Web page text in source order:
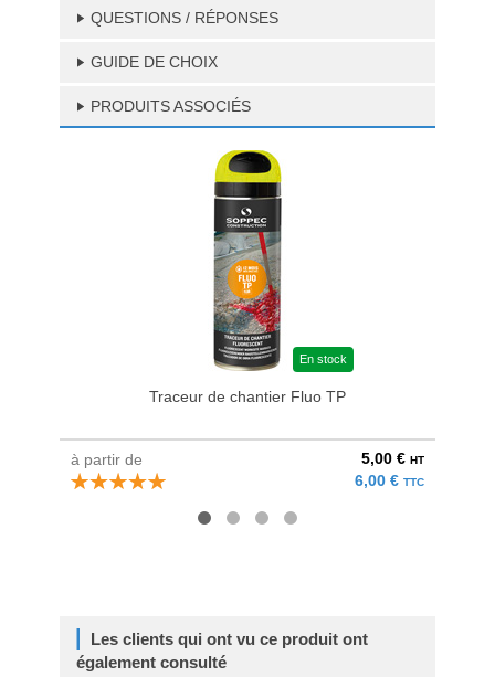
QUESTIONS / RÉPONSES
GUIDE DE CHOIX
PRODUITS ASSOCIÉS
En stock
Traceur de chantier Fluo TP
à partir de 5,00 € HT
6,00 € TTC
Les clients qui ont vu ce produit ont
également consulté